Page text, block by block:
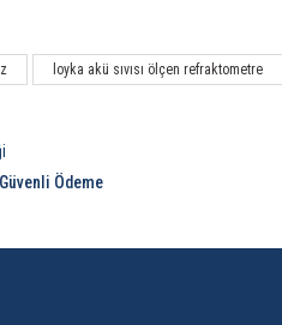
loyka akü sıvısı ölçen refraktometre
Ödeme